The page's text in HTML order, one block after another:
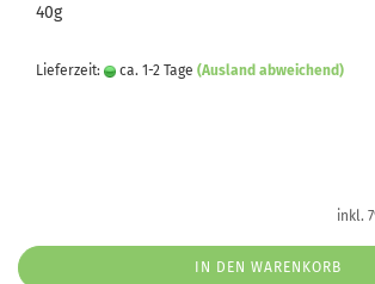
40g
Lieferzeit: ca. 1-2 Tage (Ausland abweichend)
inkl.
IN DEN WARENKORB